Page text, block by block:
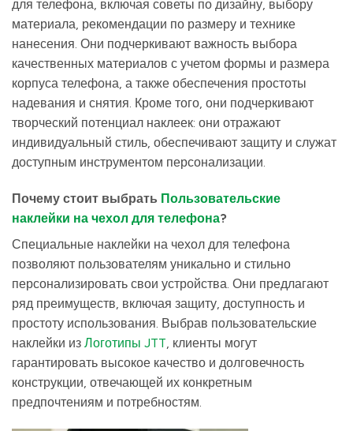
для телефона, включая советы по дизайну, выбору
материала, рекомендации по размеру и технике
нанесения. Они подчеркивают важность выбора
качественных материалов с учетом формы и размера
корпуса телефона, а также обеспечения простоты
надевания и снятия. Кроме того, они подчеркивают
творческий потенциал наклеек: они отражают
индивидуальный стиль, обеспечивают защиту и служат
доступным инструментом персонализации.
Почему стоит выбрать Пользовательские
наклейки на чехол для телефона?
Специальные наклейки на чехол для телефона
позволяют пользователям уникально и стильно
персонализировать свои устройства. Они предлагают
ряд преимуществ, включая защиту, доступность и
простоту использования. Выбрав пользовательские
наклейки из Логотипы JTT, клиенты могут
гарантировать высокое качество и долговечность
конструкции, отвечающей их конкретным
предпочтениям и потребностям.